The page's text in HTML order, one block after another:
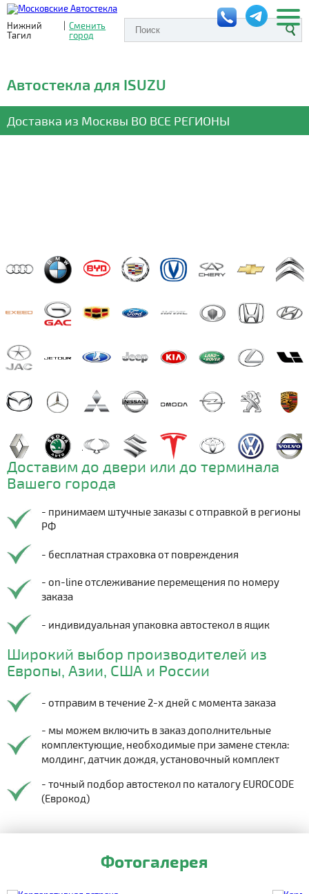
Нижний
Тагил
| Сменить
город
Автостекла для ISUZU
Доставка из Москвы ВО ВСЕ РЕГИОНЫ
Доставим до двери или до терминала
Вашего города
- принимаем штучные заказы с отправкой в регионы
РФ
- бесплатная страховка от повреждения
- on-line отслеживание перемещения по номеру
заказа
- индивидуальная упаковка автостекол в ящик
Широкий выбор производителей из
Европы, Азии, США и России
- отправим в течение 2-х дней с момента заказа
- мы можем включить в заказ дополнительные
комплектующие, необходимые при замене стекла:
молдинг, датчик дождя, установочный комплект
- точный подбор автостекол по каталогу EUROCODE
(Еврокод)
Фотогалерея